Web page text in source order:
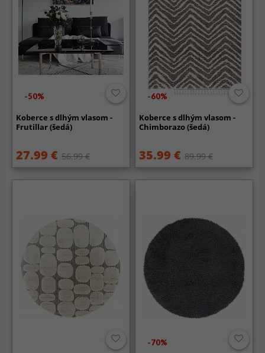
-50%
Koberce s dlhým vlasom -
Frutillar (šedá)
27.99 € 56.99 €
-60%
Koberce s dlhým vlasom -
Chimborazo (šedá)
35.99 € 89.99 €
-70%